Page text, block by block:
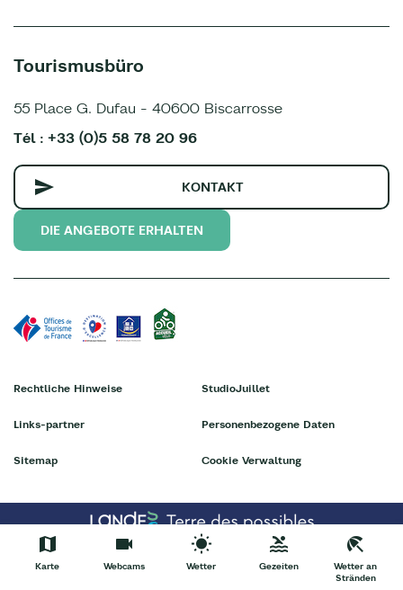
Tourismusbüro
55 Place G. Dufau - 40600 Biscarrosse
Tél : +33 (0)5 58 78 20 96
KONTAKT
DIE ANGEBOTE ERHALTEN
Rechtliche Hinweise
Links-partner
Sitemap
StudioJuillet
Personenbezogene Daten
Cookie Verwaltung
Karte Webcams Wetter Gezeiten
Wetter an
Stränden